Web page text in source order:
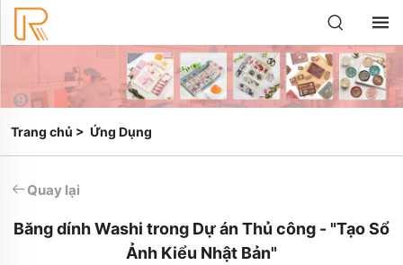
Trang chủ > Ứng Dụng
Quay lại
Băng dính Washi trong Dự án Thủ công - "Tạo Sổ
Ảnh Kiểu Nhật Bản"